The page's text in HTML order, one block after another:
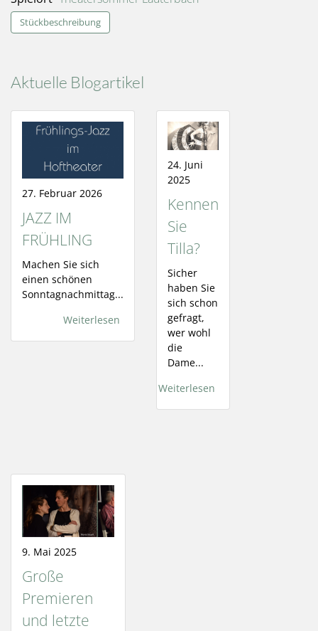
Stückbeschreibung
Aktuelle Blogartikel
27. Februar 2026
JAZZ IM
FRÜHLING
Machen Sie sich
einen schönen
Sonntagnachmittag...
Weiterlesen
24. Juni
2025
Kennen
Sie
Tilla?
Sicher
haben Sie
sich schon
gefragt,
wer wohl
die
Dame...
Weiterlesen
9. Mai 2025
Große
Premieren
und letzte